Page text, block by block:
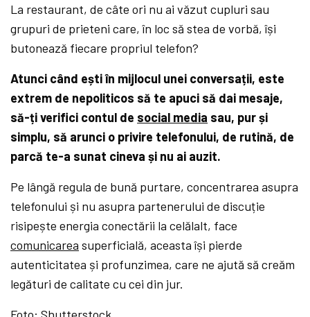
La restaurant, de câte ori nu ai văzut cupluri sau
grupuri de prieteni care, în loc să stea de vorbă, își
butonează fiecare propriul telefon?
Atunci când ești în mijlocul unei conversații, este
extrem de nepoliticos să te apuci să dai mesaje,
să-ți verifici contul de social media sau, pur și
simplu, să arunci o privire telefonului, de rutină, de
parcă te-a sunat cineva și nu ai auzit.
Pe lângă regula de bună purtare, concentrarea asupra
telefonului și nu asupra partenerului de discuție
risipește energia conectării la celălalt, face
comunicarea superficială, aceasta își pierde
autenticitatea și profunzimea, care ne ajută să creăm
legături de calitate cu cei din jur.